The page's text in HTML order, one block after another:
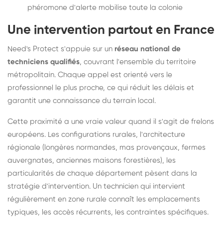
phéromone d'alerte mobilise toute la colonie
Une intervention partout en France
Need's Protect s'appuie sur un réseau national de
techniciens qualifiés, couvrant l'ensemble du territoire
métropolitain. Chaque appel est orienté vers le
professionnel le plus proche, ce qui réduit les délais et
garantit une connaissance du terrain local.
Cette proximité a une vraie valeur quand il s'agit de frelons
européens. Les configurations rurales, l'architecture
régionale (longères normandes, mas provençaux, fermes
auvergnates, anciennes maisons forestières), les
particularités de chaque département pèsent dans la
stratégie d'intervention. Un technicien qui intervient
régulièrement en zone rurale connaît les emplacements
typiques, les accès récurrents, les contraintes spécifiques.